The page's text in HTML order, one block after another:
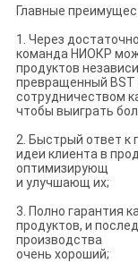
Главные
1. Через
команда НИОКР
продуктов
превращенный BST
сотрудничеством
чтобы выиграть
2. Быстрый ответ к
идеи клиента в
оптимизирующ
и улучшающ их;
3. Полно гарантия
продуктов, и
производства
очень хороший;